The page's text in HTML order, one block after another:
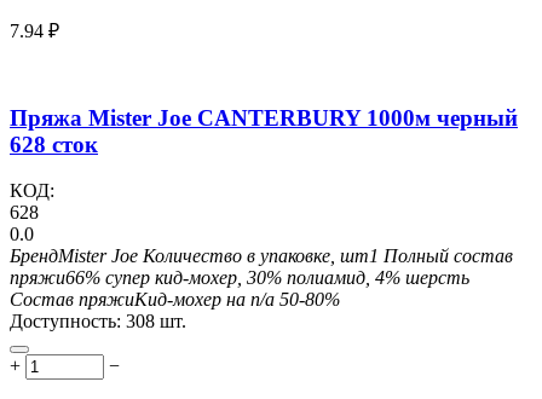
7.94 ₽
Пряжа Mister Joe CANTERBURY 1000м черный
628 сток
КОД:
628
0.0
БрендMister Joe Количество в упаковке, шт1 Полный состав
пряжи66% супер кид-мохер, 30% полиамид, 4% шерсть
Состав пряжиКид-мохер на п/а 50-80%
Доступность: 308 шт.
+ −